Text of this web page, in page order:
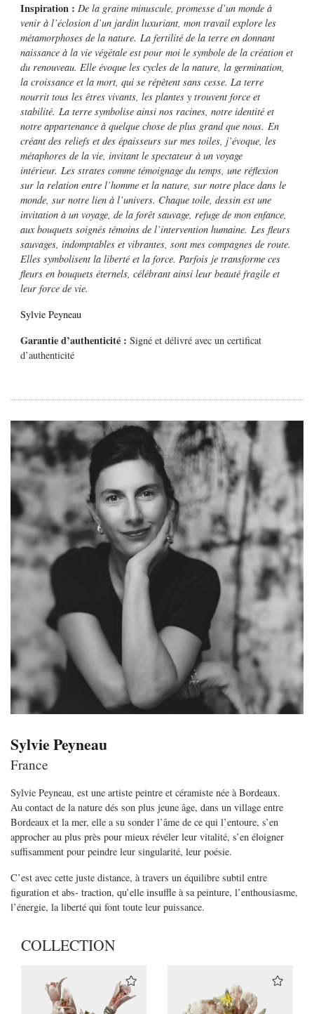
Inspiration :De la graine minuscule, promesse d’un monde à
venir à l’éclosion d’un jardin luxuriant, mon travail explore les
métamorphoses de la nature.La fertilité de la terre en donnant
naissance à la vie végétale est pour moi le symbole de la création et
du renouveau. Elle évoque les cycles de la nature, la germination,
la croissance et la mort, qui se répètent sans cesse. La terre
nourrit tous les êtres vivants, les plantes y trouvent force et
stabilité.La terre symbolise ainsi nos racines, notre identité et
notre appartenance à quelque chose de plus grand que nous.En
créant des reliefs et des épaisseurs sur mes toiles, j’évoque, les
métaphores de la vie, invitant le spectateur à un voyage
intérieur.Les strates comme témoignage du temps, une réflexion
sur la relation entre l’homme et la nature, sur notre place dans le
monde, sur notre lien à l’univers. Chaque toile, dessin est une
invitation à un voyage, de la forêt sauvage, refuge de mon enfance,
aux bouquets soignés témoins de l’intervention humaine.Les fleurs
sauvages, indomptables et vibrantes, sont mes compagnes de route.
Elles symbolisent la liberté et la force. Parfois je transforme ces
fleurs en bouquets éternels, célébrant ainsi leur beauté fragile et
leur force de vie.
Sylvie Peyneau
Garantie d’authenticité : Signé et délivré avec un certificat
d’authenticité
Sylvie Peyneau
France
Sylvie Peyneau, est une artiste peintre et céramiste née à Bordeaux.
Au contact de la nature dés son plus jeune âge, dans un village entre
Bordeaux et la mer, elle a su sonder l’âme de ce qui l’entoure, s’en
approcher au plus près pour mieux révéler leur vitalité, s’en éloigner
suffisamment pour peindre leur singularité, leur poésie.
C’est avec cette juste distance, à travers un équilibre subtil entre
figuration et abs- traction, qu’elle insuffle à sa peinture, l’enthousiasme,
l’énergie, la liberté qui font toute leur puissance.
COLLECTION